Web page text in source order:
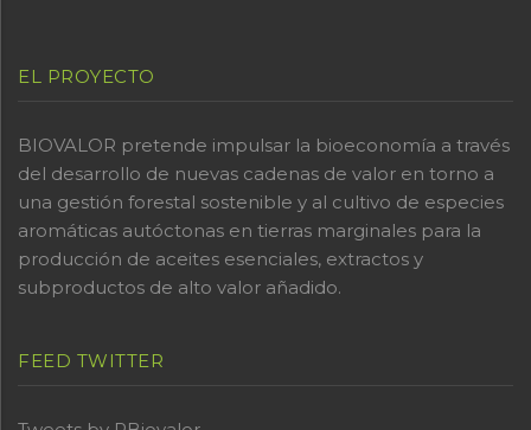
EL PROYECTO
BIOVALOR pretende impulsar la bioeconomía a través
del desarrollo de nuevas cadenas de valor en torno a
una gestión forestal sostenible y al cultivo de especies
aromáticas autóctonas en tierras marginales para la
producción de aceites esenciales, extractos y
subproductos de alto valor añadido.
FEED TWITTER